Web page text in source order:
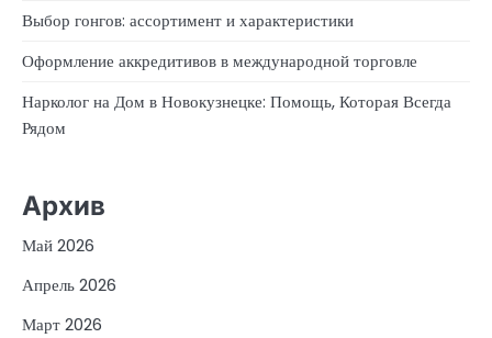
Выбор гонгов: ассортимент и характеристики
Оформление аккредитивов в международной торговле
Нарколог на Дом в Новокузнецке: Помощь, Которая Всегда
Рядом
Архив
Май 2026
Апрель 2026
Март 2026